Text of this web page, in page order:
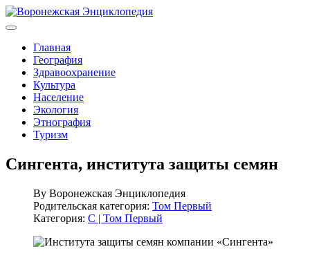
Главная
География
Здравоохранение
Культура
Население
Экология
Этнография
Туризм
Сингента, института защиты семян
By Воронежская Энциклопедия
Родительская категория: Том Первый
Категория: С | Том Первый